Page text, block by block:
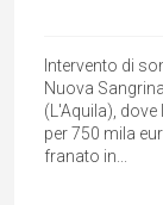
Intervento di
Nuova
(L'Aquila),
per 750 mila
franato in...